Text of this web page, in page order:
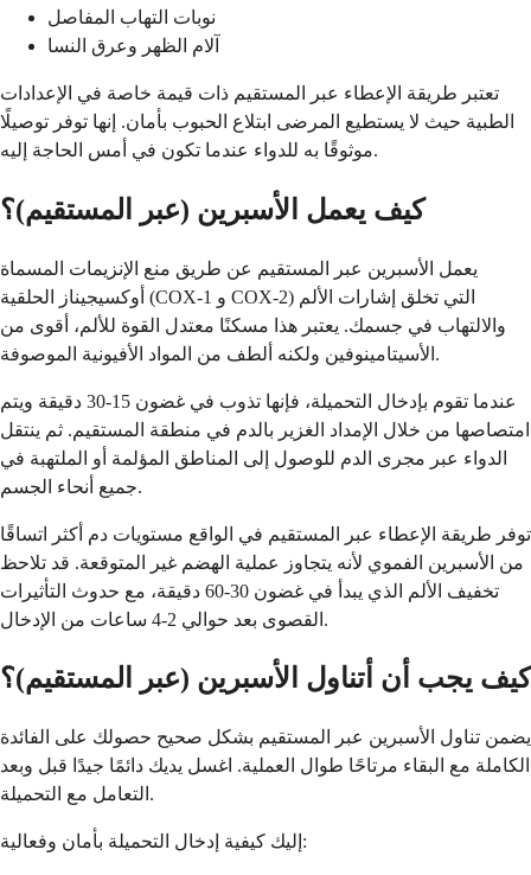
نوبات التهاب المفاصل
آلام الظهر وعرق النسا
تعتبر طريقة الإعطاء عبر المستقيم ذات قيمة خاصة في الإعدادات
الطبية حيث لا يستطيع المرضى ابتلاع الحبوب بأمان. إنها توفر توصيلًا
موثوقًا به للدواء عندما تكون في أمس الحاجة إليه.
كيف يعمل الأسبرين (عبر المستقيم)؟
يعمل الأسبرين عبر المستقيم عن طريق منع الإنزيمات المسماة
أوكسيجيناز الحلقية (COX-1 و COX-2) التي تخلق إشارات الألم
والالتهاب في جسمك. يعتبر هذا مسكنًا معتدل القوة للألم، أقوى من
الأسيتامينوفين ولكنه ألطف من المواد الأفيونية الموصوفة.
عندما تقوم بإدخال التحميلة، فإنها تذوب في غضون 15-30 دقيقة ويتم
امتصاصها من خلال الإمداد الغزير بالدم في منطقة المستقيم. ثم ينتقل
الدواء عبر مجرى الدم للوصول إلى المناطق المؤلمة أو الملتهبة في
جميع أنحاء الجسم.
توفر طريقة الإعطاء عبر المستقيم في الواقع مستويات دم أكثر اتساقًا
من الأسبرين الفموي لأنه يتجاوز عملية الهضم غير المتوقعة. قد تلاحظ
تخفيف الألم الذي يبدأ في غضون 30-60 دقيقة، مع حدوث التأثيرات
القصوى بعد حوالي 2-4 ساعات من الإدخال.
كيف يجب أن أتناول الأسبرين (عبر المستقيم)؟
يضمن تناول الأسبرين عبر المستقيم بشكل صحيح حصولك على الفائدة
الكاملة مع البقاء مرتاحًا طوال العملية. اغسل يديك دائمًا جيدًا قبل وبعد
التعامل مع التحميلة.
إليك كيفية إدخال التحميلة بأمان وفعالية: